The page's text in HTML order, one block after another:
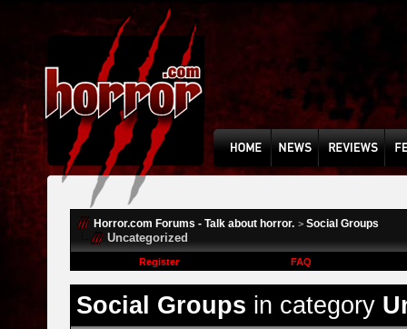
Horror.com Forums - Talk about horror. > Social Groups
Uncategorized
Register FAQ
Social Groups in category